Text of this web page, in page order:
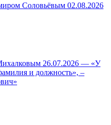
Соловьёвым 02.08.2026
26.07.2026 — «У
и должность», –